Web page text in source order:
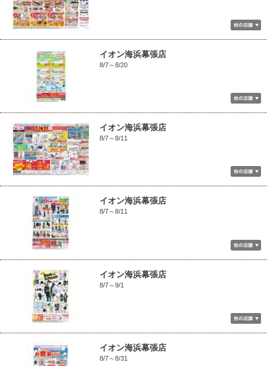
イオン海浜幕張店
8/7～8/20
イオン海浜幕張店
8/7～8/11
イオン海浜幕張店
8/7～8/11
イオン海浜幕張店
8/7～9/1
イオン海浜幕張店
8/7～8/31